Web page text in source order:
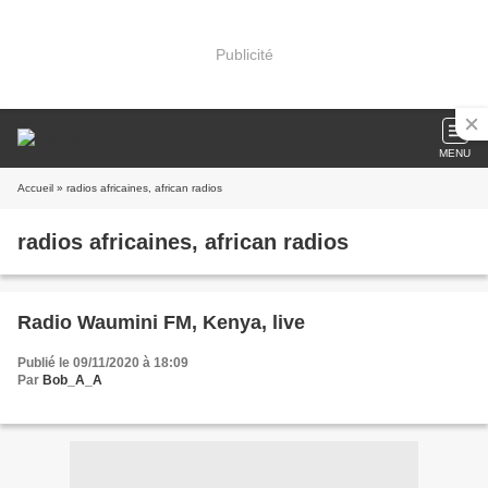
Publicité
MENU
Accueil » radios africaines, african radios
radios africaines, african radios
Radio Waumini FM, Kenya, live
Publié le 09/11/2020 à 18:09
Par Bob_A_A